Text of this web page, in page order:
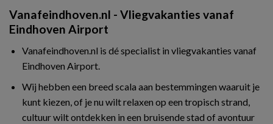
Vanafeindhoven.nl - Vliegvakanties vanaf
Eindhoven Airport
Vanafeindhoven.nl is dé specialist in vliegvakanties vanaf
Eindhoven Airport.
Wij hebben een breed scala aan bestemmingen waaruit je
kunt kiezen, of je nu wilt relaxen op een tropisch strand,
cultuur wilt ontdekken in een bruisende stad of avontuur